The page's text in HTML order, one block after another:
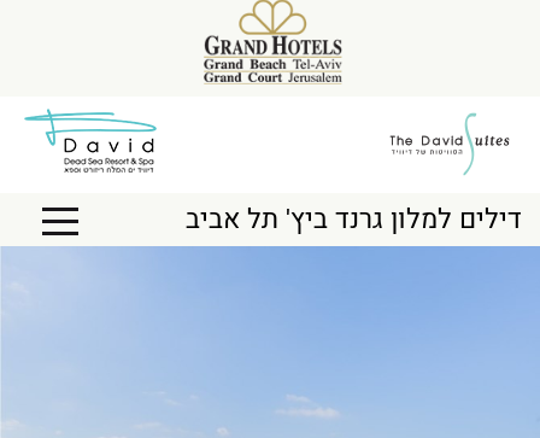
Toggle
דילים למלון גרנד ביץ' תל אביב